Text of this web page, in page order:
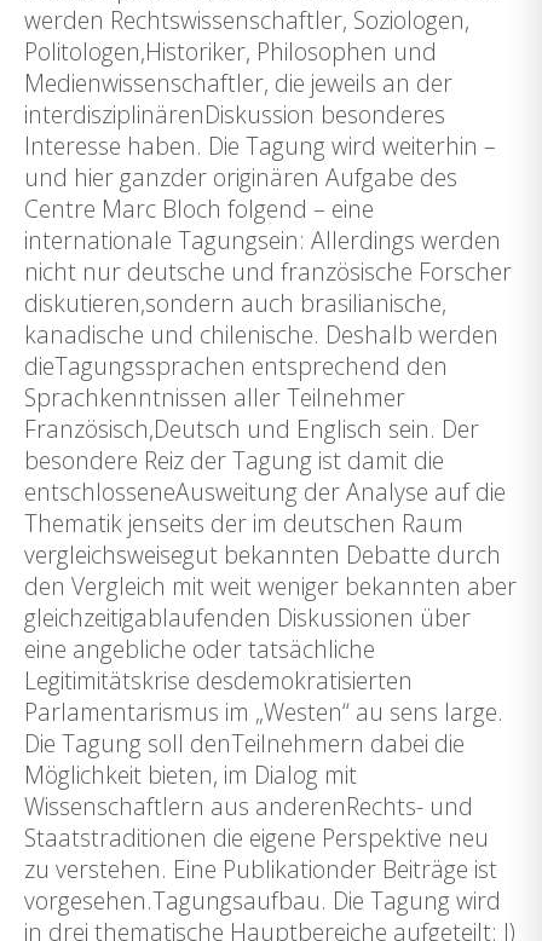
werden Rechtswissenschaftler, Soziologen,
Politologen,Historiker, Philosophen und
Medienwissenschaftler, die jeweils an der
interdisziplinärenDiskussion besonderes
Interesse haben. Die Tagung wird weiterhin –
und hier ganzder originären Aufgabe des
Centre Marc Bloch folgend – eine
internationale Tagungsein: Allerdings werden
nicht nur deutsche und französische Forscher
diskutieren,sondern auch brasilianische,
kanadische und chilenische. Deshalb werden
dieTagungssprachen entsprechend den
Sprachkenntnissen aller Teilnehmer
Französisch,Deutsch und Englisch sein. Der
besondere Reiz der Tagung ist damit die
entschlosseneAusweitung der Analyse auf die
Thematik jenseits der im deutschen Raum
vergleichsweisegut bekannten Debatte durch
den Vergleich mit weit weniger bekannten aber
gleichzeitigablaufenden Diskussionen über
eine angebliche oder tatsächliche
Legitimitätskrise desdemokratisierten
Parlamentarismus im „Westen“ au sens large.
Die Tagung soll denTeilnehmern dabei die
Möglichkeit bieten, im Dialog mit
Wissenschaftlern aus anderenRechts- und
Staatstraditionen die eigene Perspektive neu
zu verstehen. Eine Publikationder Beiträge ist
vorgesehen.Tagungsaufbau. Die Tagung wird
in drei thematische Hauptbereiche aufgeteilt: I)